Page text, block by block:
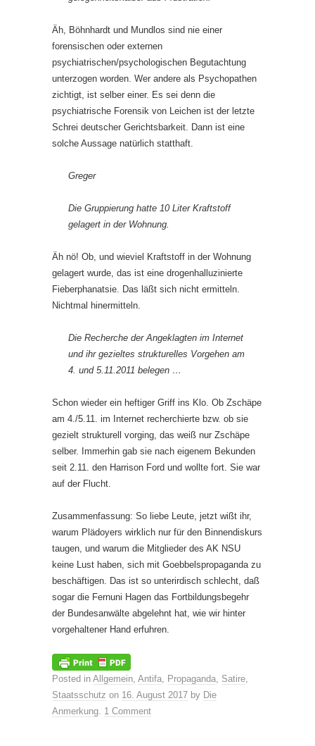
Äh, Böhnhardt und Mundlos sind nie einer
forensischen oder externen
psychiatrischen/psychologischen Begutachtung
unterzogen worden. Wer andere als Psychopathen
zichtigt, ist selber einer. Es sei denn die
psychiatrische Forensik von Leichen ist der letzte
Schrei deutscher Gerichtsbarkeit. Dann ist eine
solche Aussage natürlich statthaft.
Greger
Die Gruppierung hatte 10 Liter Kraftstoff
gelagert in der Wohnung.
Äh nö! Ob, und wieviel Kraftstoff in der Wohnung
gelagert wurde, das ist eine drogenhalluzinierte
Fieberphanatsie. Das läßt sich nicht ermitteln.
Nichtmal hinermitteln.
Die Recherche der Angeklagten im Internet
und ihr gezieltes strukturelles Vorgehen am
4. und 5.11.2011 belegen …
Schon wieder ein heftiger Griff ins Klo. Ob Zschäpe
am 4./5.11. im Internet recherchierte bzw. ob sie
gezielt strukturell vorging, das weiß nur Zschäpe
selber. Immerhin gab sie nach eigenem Bekunden
seit 2.11. den Harrison Ford und wollte fort. Sie war
auf der Flucht.
Zusammenfassung: So liebe Leute, jetzt wißt ihr,
warum Plädoyers wirklich nur für den Binnendiskurs
taugen, und warum die Mitglieder des AK NSU
keine Lust haben, sich mit Goebbelspropaganda zu
beschäftigen. Das ist so unterirdisch schlecht, daß
sogar die Fernuni Hagen das Fortbildungsbegehr
der Bundesanwälte abgelehnt hat, wie wir hinter
vorgehaltener Hand erfuhren.
Posted in Allgemein Antifa Propaganda Satire
Staatsschutz on 16. August 2017 by Die
Anmerkung 1 Comment